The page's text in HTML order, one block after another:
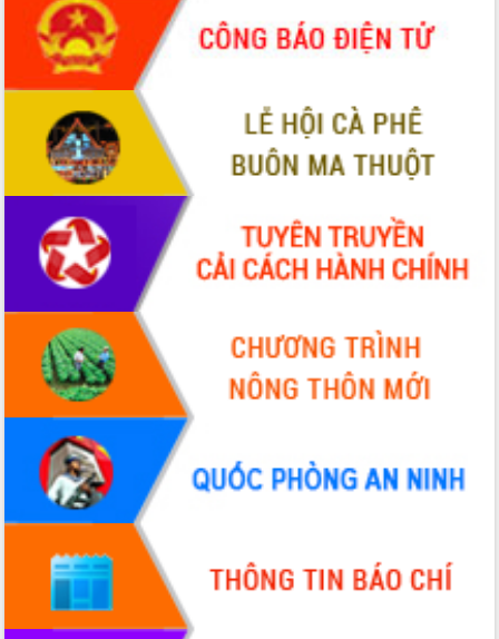
món ăn từ sầu riêng
Đắk Lắk công bố Quy hoạch và xúc
tiến đầu tư tỉnh
Ngành cá ngừ Đắk Lắk chủ động thích
ứng để giữ vững thị trường xuất khẩu
Diễn đàn Kinh tế tư nhân Việt Nam đột
phá cơ chế - Hợp tác công tư
Đề án 06 tạo bước ngoặt đột phá trong
cải cách hành chính tỉnh Đắk Lắk
Kết nối tour, đẩy mạnh chuyển đổi số
để phát triển du lịch Đắk Lắk
Khởi động Dự án Đầu tư xây dựng hạ
tầng kỹ thuật Cụm công nghiệp Tân
Gặp mặt các cơ quan báo chí nhân Kỷ
niệm 101 năm Ngày Báo chí Cách
mạng Việt Nam
Đắk Lắk sơ kết 4 năm triển khai thực
hiện Đề án 06 của Chính phủ
Họp báo thông tin về Hội nghị Công bố
Quy hoạch và Xúc tiến đầu tư tỉnh Đắk
Lắk
Khơi thông điểm nghẽn, đẩy nhanh
giải ngân vốn khắc phục thiên tai
HĐND tỉnh thông qua điều chỉnh Quy
hoạch tỉnh thời kỳ 2021-2030